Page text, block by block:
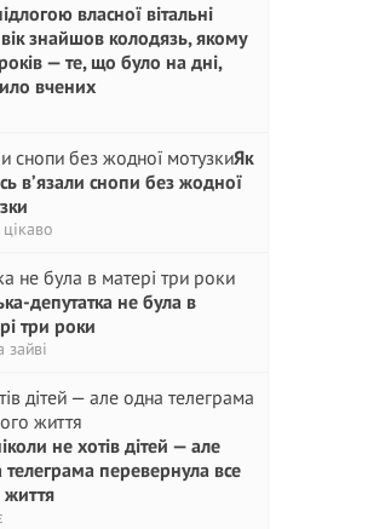
власної вітальні
знайшов колодязь, якому
— те, що було на дні,
вчених
Як
в’язали снопи без жодної
депутатка не була в
три роки
зайві
не хотів дітей — але
перевернула все
життя